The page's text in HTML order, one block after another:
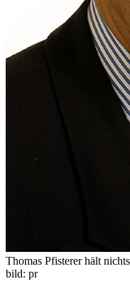
Thomas Pfisterer hält
bild: pr